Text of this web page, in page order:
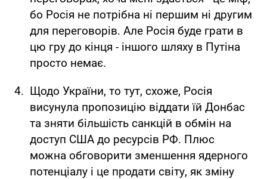
бо Росія не потрібна ні першим ні другим
для переговорів. Але Росія буде грати в
цю гру до кінця - іншого шляху в Путіна
просто немає.
Щодо України, то тут, схоже, Росія
висунула пропозицію віддати їй Донбас
та зняти більшість санкцій в обмін на
доступ США до ресурсів РФ. Плюс
можна обговорити зменшення ядерного
потенціалу і це продати світу, як зміну